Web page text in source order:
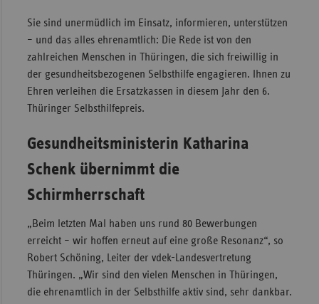
Sie sind unermüdlich im Einsatz, informieren, unterstützen
– und das alles ehrenamtlich: Die Rede ist von den
zahlreichen Menschen in Thüringen, die sich freiwillig in
der gesundheitsbezogenen Selbsthilfe engagieren. Ihnen zu
Ehren verleihen die Ersatzkassen in diesem Jahr den 6.
Thüringer Selbsthilfepreis.
Gesundheitsministerin Katharina
Schenk übernimmt die
Schirmherrschaft
„Beim letzten Mal haben uns rund 80 Bewerbungen
erreicht – wir hoffen erneut auf eine große Resonanz“, so
Robert Schöning, Leiter der vdek-Landesvertretung
Thüringen. „Wir sind den vielen Menschen in Thüringen,
die ehrenamtlich in der Selbsthilfe aktiv sind, sehr dankbar.